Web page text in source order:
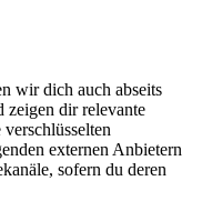
wir dich auch abseits
zeigen dir relevante
externen Anbietern
sofern du deren